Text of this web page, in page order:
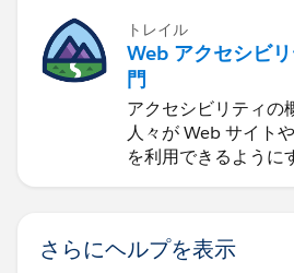
トレイル
Web アクセシビ
門
アクセシビリティの
人々が Web サイト
を利用できるように
さらにヘルプを表示